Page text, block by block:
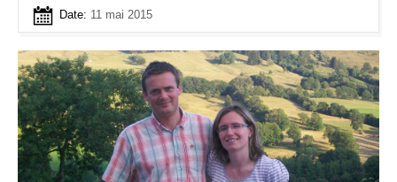
Date: 11 mai 2015